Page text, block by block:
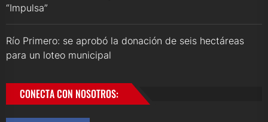
“Impulsa”
Río Primero: se aprobó la donación de seis hectáreas
para un loteo municipal
CONECTA CON NOSOTROS: